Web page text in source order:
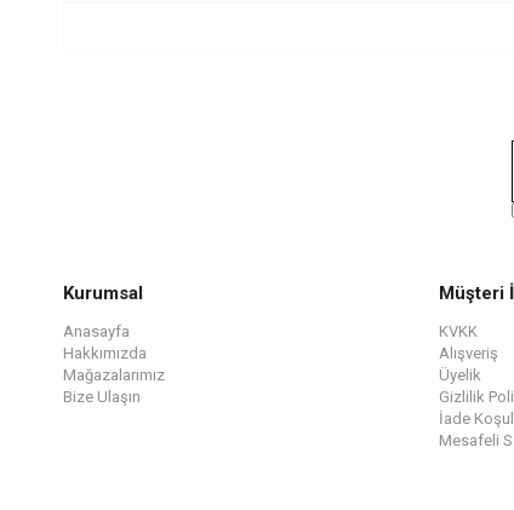
Kurumsal
Anasayfa
Hakkımızda
Mağazalarımız
Bize Ulaşın
Müşteri
KVKK
Alışveriş
Üyelik
Gizlilik
İade
Mesafeli